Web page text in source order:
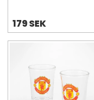
179 SEK